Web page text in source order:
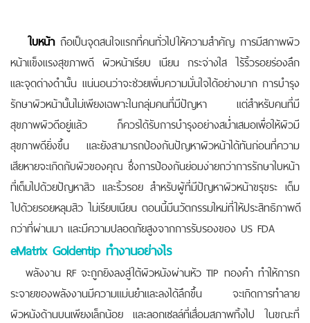
ใบหน้าถือเป็นจุดสนใจแรกที่คนทั่วไปให้ความสำคัญ การมีสภาพผิว
หน้าแข็งแรงสุขภาพดี ผิวหน้าเรียบ เนียน กระจ่างใส ไร้ริ้วรอยร่องลึก
และจุดด่างดำนั้น แน่นอนว่าจะช่วยเพิ่มความมั่นใจได้อย่างมาก การบำรุง
รักษาผิวหน้านั้นไม่เพียงเฉพาะในกลุ่มคนที่มีปัญหา แต่สำหรับคนที่มี
สุขภาพผิวดีอยู่แล้ว ก็ควรได้รับการบำรุงอย่างสม่ำเสมอเพื่อให้ผิวมี
สุขภาพดียิ่งขึ้น และยังสามารถป้องกันปัญหาผิวหน้าได้ทันก่อนที่ความ
เสียหายจะเกิดกับผิวของคุณ ซึ่งการป้องกันย่อมง่ายกว่าการรักษาใบหน้า
ที่เต็มไปด้วยปัญหาสิว และริ้วรอย สำหรับผู้ที่มีปัญหาผิวหน้าขรุขระ เต็ม
ไปด้วยรอยหลุมสิว ไม่เรียบเนียน ตอนนี้มีนวัตกรรมใหม่ที่ให้ประสิทธิภาพดี
กว่าที่ผ่านมา และมีความปลอดภัยสูงจากการรับรองของ US FDA
eMatrix Goldentip ทำงานอย่างไร
พลังงาน RF จะถูกยิงลงสู่ใต้ผิวหนังผ่านหัว TIP ทองคำ ทำให้การก
ระจายของพลังงานมีความแม่นยำและลงได้ลึกขึ้น จะเกิดการทำลาย
ผิวหนังด้านบนเพียงเล็กน้อย และลอกเซลล์ที่เสื่อมสภาพทิ้งไป ในขณะที่